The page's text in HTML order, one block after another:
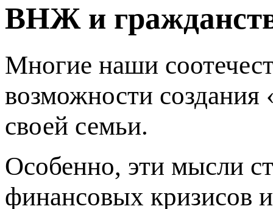
ВНЖ и
Многие наши
возможности создания
своей семьи.
Особенно, эти мысли
финансовых кризисов